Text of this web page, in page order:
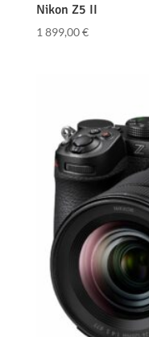
Nikon Z5 II
1 899,00€